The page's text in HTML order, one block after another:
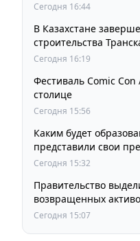
Сегодня 16:44
В Казахстане
строительства
оптической линии
Сегодня 16:19
Фестиваль Comic Con
столице
Сегодня 15:56
Каким будет
представили свои
Сегодня 15:32
Правительство
возвращенных
СКО
Сегодня 15:07